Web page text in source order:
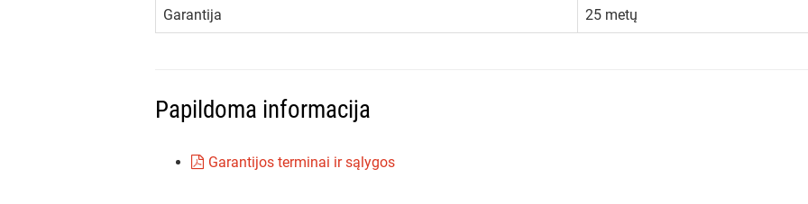
Garantija 25 metų
Papildoma informacija
Garantijos terminai ir sąlygos